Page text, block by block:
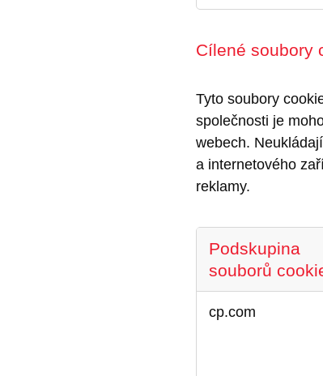
cookie
Cílené soubory
Tyto soubory
společnosti je
webech.
a internetového
reklamy.
soubory
Podskupina
souborů
cp.com